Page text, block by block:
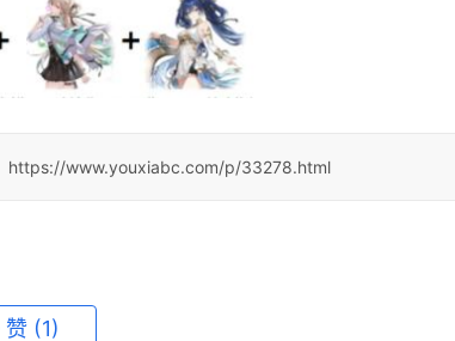
https://www.youxiabc.com/p/33278.html
赞 (1)